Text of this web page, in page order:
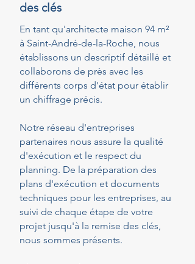
des clés
En tant qu'architecte maison 94 m²
à Saint-André-de-la-Roche, nous
établissons un descriptif détaillé et
collaborons de près avec les
différents corps d'état pour établir
un chiffrage précis.
Notre réseau d'entreprises
partenaires nous assure la qualité
d'exécution et le respect du
planning. De la préparation des
plans d'exécution et documents
techniques pour les entreprises, au
suivi de chaque étape de votre
projet jusqu'à la remise des clés,
nous sommes présents.